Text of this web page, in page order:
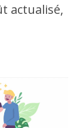
actualisé,